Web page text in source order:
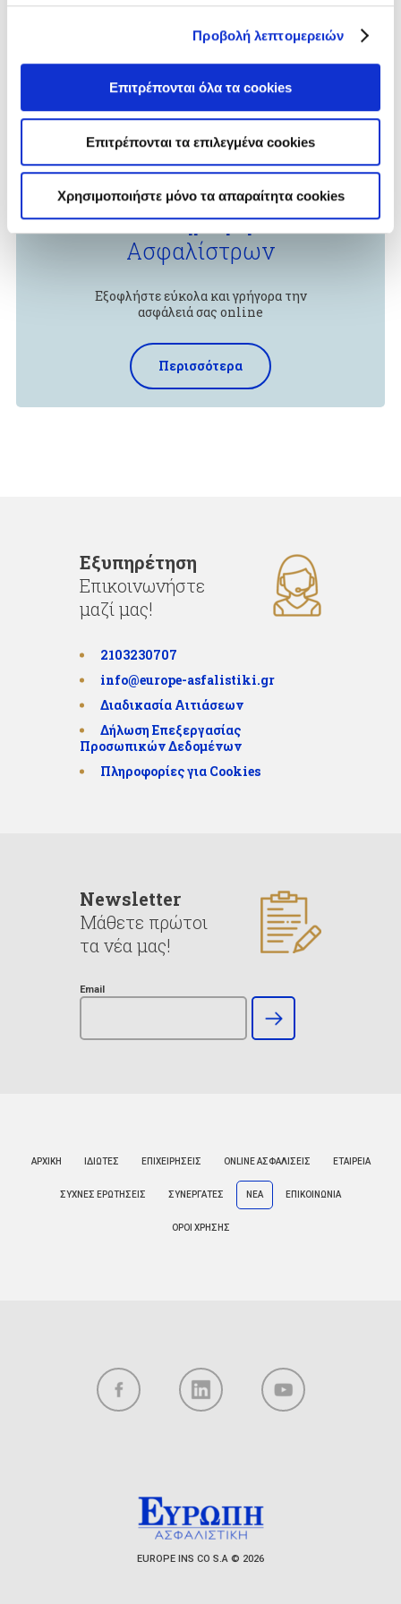
Προβολή λεπτομερειών
Επιτρέπονται όλα τα cookies
Επιτρέπονται τα επιλεγμένα cookies
Χρησιμοποιήστε μόνο τα απαραίτητα cookies
Πληρωμή
Ασφαλίστρων
Εξοφλήστε εύκολα και γρήγορα την
ασφάλειά σας online
Περισσότερα
Εξυπηρέτηση
Επικοινωνήστε
μαζί μας!
2103230707
info@europe-asfalistiki.gr
Διαδικασία Αιτιάσεων
Δήλωση Επεξεργασίας
Προσωπικών Δεδομένων
Πληροφορίες για Cookies
Newsletter
Μάθετε πρώτοι
τα νέα μας!
Email
ΑΡΧΙΚΗ ΙΔΙΩΤΕΣ ΕΠΙΧΕΙΡΗΣΕΙΣ ONLINE ΑΣΦΑΛΙΣΕΙΣ ΕΤΑΙΡΕΙΑ
ΣΥΧΝΕΣ ΕΡΩΤΗΣΕΙΣ ΣΥΝΕΡΓΑΤΕΣ ΝΕΑ ΕΠΙΚΟΙΝΩΝΙΑ
ΟΡΟΙ ΧΡΗΣΗΣ
EUROPE INS CO S.A © 2026